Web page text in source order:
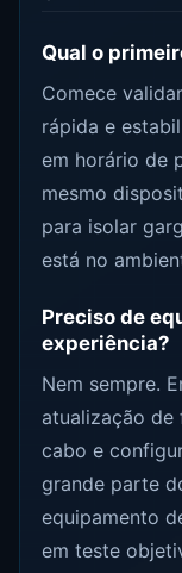
Qual o
Comece
rápida e
em horário de
mesmo
para isolar
está no
Preciso de
experiência?
Nem sempre.
atualização de
cabo e
grande parte
equipamento
em teste